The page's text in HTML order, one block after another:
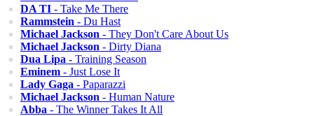
DA TI - Take Me There
Rammstein - Du Hast
Michael Jackson - They Don't Care About Us
Michael Jackson - Dirty Diana
Dua Lipa - Training Season
Eminem - Just Lose It
Lady Gaga - Paparazzi
Michael Jackson - Human Nature
Abba - The Winner Takes It All